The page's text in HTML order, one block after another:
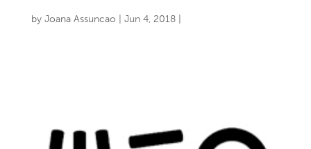
by Joana Assuncao Jun 4, 2018|